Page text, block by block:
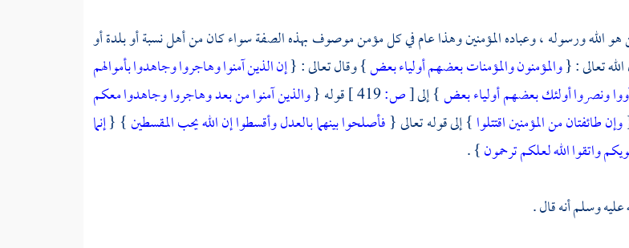
هو الله ورسوله ، وعباده المؤمنين وهذا عام في كل مؤمن موصوف بهذه الصفة سواء كان من أهل نسبة أو بلدة أو
تعالى : {والمؤمنون والمؤمنات بعضهم أولياء بعض} وقال تعالى : {إن الذين آمنوا وهاجروا وجاهدوا بأموالهم
ونصروا أولئك بعضهم أولياء بعض} إلى[ص:419 ] قوله {والذين آمنوا من بعد وهاجروا وجاهدوا معكم
وإن طائفتان من المؤمنين اقتتلوا} إلى قوله تعالى {فأصلحوا بينهما بالعدل وأقسطوا إن الله يحب المقسطين} {إنما
واتقوا الله لعلكم ترحمون} .
وسلم أنه قال .